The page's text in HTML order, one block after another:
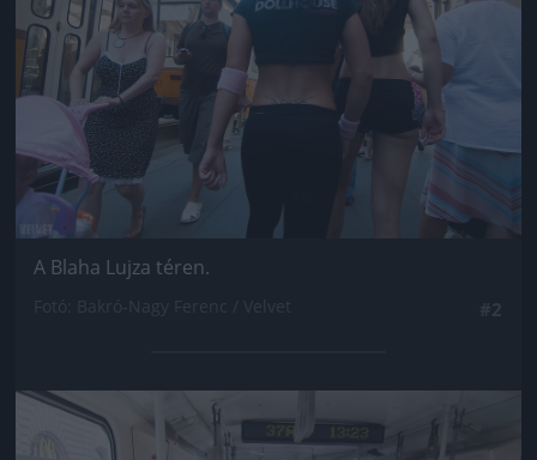
A Blaha Lujza téren.
Jön még kép!